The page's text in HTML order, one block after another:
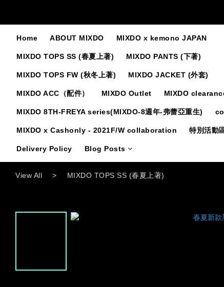
Home ABOUT MIXDO MIXDO x kemono JAPAN
MIXDO TOPS SS (春夏上著) MIXDO PANTS (下著)
MIXDO TOPS FW (秋冬上著) MIXDO JACKET (外套)
MIXDO ACC（配件） MIXDO Outlet MIXDO
MIXDO 8TH-FREYA series(MIXDO-8週年-弗蕾亞重生)
MIXDO x Cashonly - 2021F/W collaboration 特別活動
Delivery Policy Blog Posts
View All > MIXDO TOPS SS (春夏上著)